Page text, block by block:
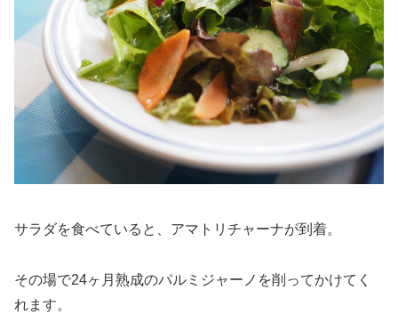
サラダを食べていると、アマトリチャーナが到着。
その場で24ヶ月熟成のパルミジャーノを削ってかけてく
れます。